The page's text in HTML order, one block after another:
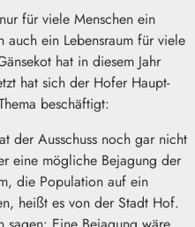
für viele Menschen ein
auch ein Lebensraum für viele
hat in diesem Jahr
hat sich der Hofer Haupt-
beschäftigt:
der Ausschuss noch gar nicht
eine mögliche Bejagung der
die Population auf ein
heißt es von der Stadt Hof.